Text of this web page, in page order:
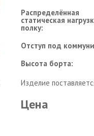
Распределённая
статическая
полку:
Отступ под
Высота борта:
Изделие
Цена